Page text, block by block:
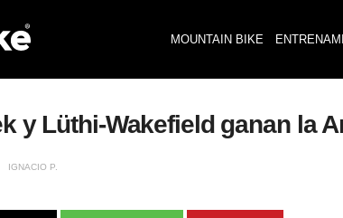
MOUNTAIN BIKE
y Lüthi-Wakefield ganan la
IGNACIO P.